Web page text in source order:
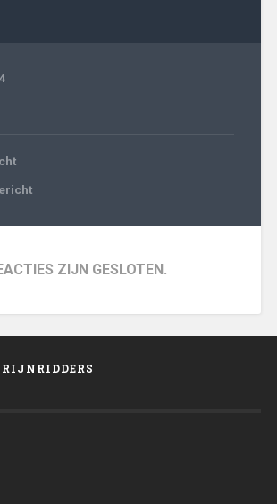
ZIJN GESLOTEN.